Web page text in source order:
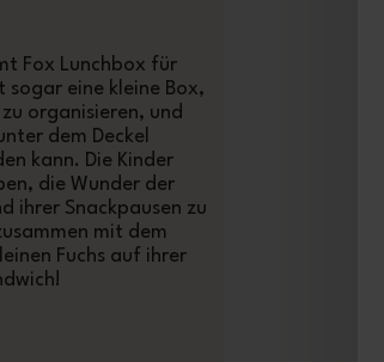
Fox Lunchbox für
sogar eine kleine Box,
zu organisieren, und
dem Deckel
kann. Die Kinder
die Wunder der
ihrer Snackpausen zu
mit dem
Fuchs auf ihrer